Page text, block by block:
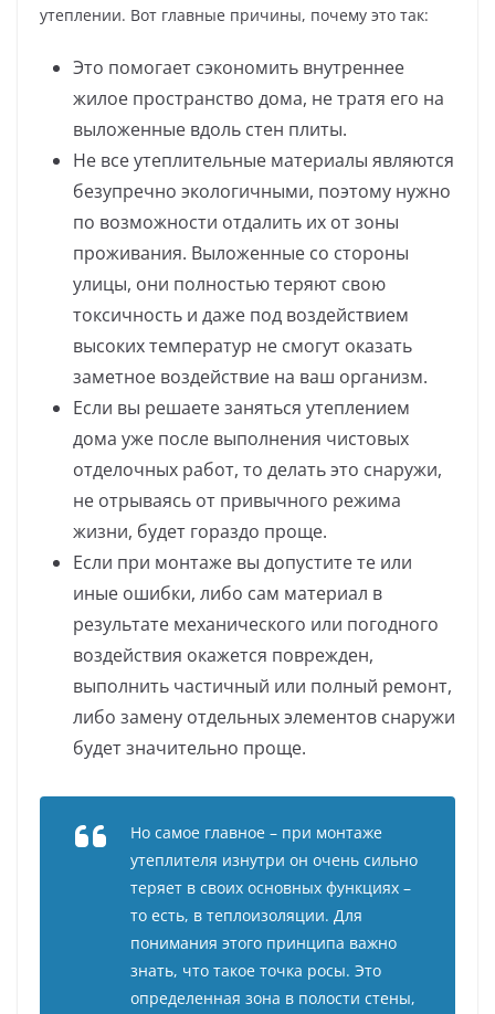
утеплении. Вот главные причины, почему это так:
Это помогает сэкономить внутреннее
жилое пространство дома, не тратя его на
выложенные вдоль стен плиты.
Не все утеплительные материалы являются
безупречно экологичными, поэтому нужно
по возможности отдалить их от зоны
проживания. Выложенные со стороны
улицы, они полностью теряют свою
токсичность и даже под воздействием
высоких температур не смогут оказать
заметное воздействие на ваш организм.
Если вы решаете заняться утеплением
дома уже после выполнения чистовых
отделочных работ, то делать это снаружи,
не отрываясь от привычного режима
жизни, будет гораздо проще.
Если при монтаже вы допустите те или
иные ошибки, либо сам материал в
результате механического или погодного
воздействия окажется поврежден,
выполнить частичный или полный ремонт,
либо замену отдельных элементов снаружи
будет значительно проще.
Но самое главное – при монтаже
утеплителя изнутри он очень сильно
теряет в своих основных функциях –
то есть, в теплоизоляции. Для
понимания этого принципа важно
знать, что такое точка росы. Это
определенная зона в полости стены,